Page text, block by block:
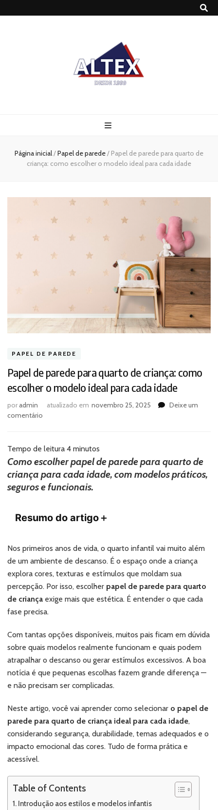
Página inicial/Papel de parede/ Papel de parede para quarto de
criança: como escolher o modelo ideal para cada idade
PAPEL DE PAREDE
Papel de parede para quarto de criança: como
escolher o modelo ideal para cada idade
poradmin atualizado em novembro 25, 2025
Deixe um
comentário
parede
para
quarto
de
criança:
o
para
cada
Tempo de leitura 4 minutos
Como escolher papel de parede para quarto de
criança para cada idade, com modelos práticos,
seguros e funcionais.
Resumo do artigo＋
Nos primeiros anos de vida, o quarto infantil vai muito além
de um ambiente de descanso. É o espaço onde a criança
explora cores, texturas e estímulos que moldam sua
percepção. Por isso, escolher papel de parede para quarto
de criança exige mais que estética. É entender o que cada
fase precisa.
Com tantas opções disponíveis, muitos pais ficam em dúvida
sobre quais modelos realmente funcionam e quais podem
atrapalhar o descanso ou gerar estímulos excessivos. A boa
notícia é que pequenas escolhas fazem grande diferença —
e não precisam ser complicadas.
Neste artigo, você vai aprender como selecionar o papel de
parede para quarto de criança ideal para cada idade,
considerando segurança, durabilidade, temas adequados e o
impacto emocional das cores. Tudo de forma prática e
acessível.
Table of Contents
Introdução aos estilos e modelos infantis